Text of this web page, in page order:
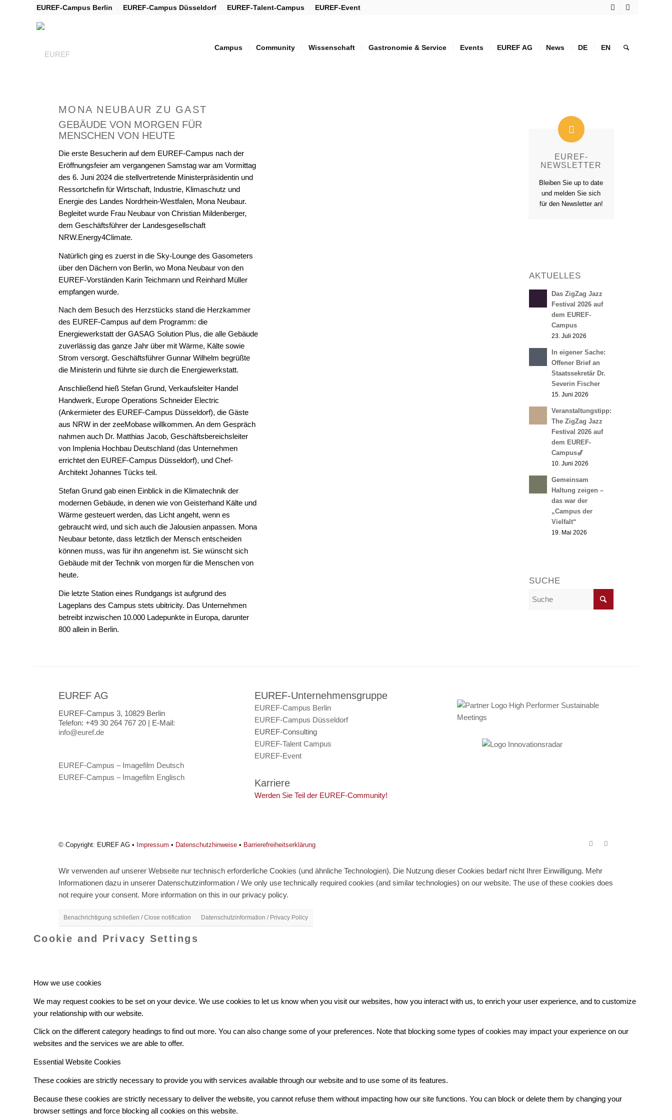
EUREF-Campus Berlin EUREF-Campus Düsseldorf EUREF-Talent-Campus EUREF-Event
Campus Community Wissenschaft Gastronomie & Service Events EUREF AG News DE EN
MONA NEUBAUR ZU GAST
GEBÄUDE VON MORGEN FÜR
MENSCHEN VON HEUTE
Die erste Besucherin auf dem EUREF-Campus nach der
Eröffnungsfeier am vergangenen Samstag war am Vormittag
des 6. Juni 2024 die stellvertretende Ministerpräsidentin und
Ressortchefin für Wirtschaft, Industrie, Klimaschutz und
Energie des Landes Nordrhein-Westfalen, Mona Neubaur.
Begleitet wurde Frau Neubaur von Christian Mildenberger,
dem Geschäftsführer der Landesgesellschaft
NRW.Energy4Climate.
Natürlich ging es zuerst in die Sky-Lounge des Gasometers
über den Dächern von Berlin, wo Mona Neubaur von den
EUREF-Vorständen Karin Teichmann und Reinhard Müller
empfangen wurde.
Nach dem Besuch des Herzstücks stand die Herzkammer
des EUREF-Campus auf dem Programm: die
Energiewerkstatt der GASAG Solution Plus, die alle Gebäude
zuverlässig das ganze Jahr über mit Wärme, Kälte sowie
Strom versorgt. Geschäftsführer Gunnar Wilhelm begrüßte
die Ministerin und führte sie durch die Energiewerkstatt.
Anschließend hieß Stefan Grund, Verkaufsleiter Handel
Handwerk, Europe Operations Schneider Electric
(Ankermieter des EUREF-Campus Düsseldorf), die Gäste
aus NRW in der zeeMobase willkommen. An dem Gespräch
nahmen auch Dr. Matthias Jacob, Geschäftsbereichsleiter
von Implenia Hochbau Deutschland (das Unternehmen
errichtet den EUREF-Campus Düsseldorf), und Chef-
Architekt Johannes Tücks teil.
Stefan Grund gab einen Einblick in die Klimatechnik der
modernen Gebäude, in denen wie von Geisterhand Kälte und
Wärme gesteuert werden, das Licht angeht, wenn es
gebraucht wird, und sich auch die Jalousien anpassen. Mona
Neubaur betonte, dass letztlich der Mensch entscheiden
können muss, was für ihn angenehm ist. Sie wünscht sich
Gebäude mit der Technik von morgen für die Menschen von
heute.
Die letzte Station eines Rundgangs ist aufgrund des
Lageplans des Campus stets ubitricity. Das Unternehmen
betreibt inzwischen 10.000 Ladepunkte in Europa, darunter
800 allein in Berlin.
EUREF-
NEWSLETTER
Bleiben Sie up to date
und melden Sie sich
für den Newsletter an!
AKTUELLES
Das ZigZag Jazz
Festival 2026 auf
dem EUREF-
Campus
23. Juli 2026
In eigener Sache:
Offener Brief an
Staatssekretär Dr.
Severin Fischer
15. Juni 2026
Veranstaltungstipp:
The ZigZag Jazz
Festival 2026 auf
dem EUREF-
Campus🎷
10. Juni 2026
Gemeinsam
Haltung zeigen –
das war der
„Campus der
Vielfalt“
19. Mai 2026
SUCHE
EUREF AG
EUREF-Campus 3, 10829 Berlin
Telefon:+49 30 264 767 20 | E-Mail:
info@euref.de
EUREF-Campus – Imagefilm Deutsch
EUREF-Campus – Imagefilm Englisch
EUREF-Unternehmensgruppe
EUREF-Campus Berlin
EUREF-Campus Düsseldorf
EUREF-Consulting
EUREF-Talent Campus
EUREF-Event
Karriere
Werden Sie Teil der EUREF-Community!
© Copyright: EUREF AG • Impressum • Datenschutzhinweise • Barrierefreiheitserklärung
Wir verwenden auf unserer Webseite nur technisch erforderliche Cookies (und ähnliche Technologien). Die Nutzung dieser Cookies bedarf nicht Ihrer Einwilligung. Mehr
Informationen dazu in unserer Datenschutzinformation / We only use technically required cookies (and similar technologies) on our website. The use of these cookies does
not require your consent. More information on this in our privacy policy.
Benachrichtigung schließen / Close notification Datenschutzinformation / Privacy Policy
Cookie and Privacy Settings
How we use cookies
We may request cookies to be set on your device. We use cookies to let us know when you visit our websites, how you interact with us, to enrich your user experience, and to customize
your relationship with our website.
Click on the different category headings to find out more. You can also change some of your preferences. Note that blocking some types of cookies may impact your experience on our
websites and the services we are able to offer.
Essential Website Cookies
These cookies are strictly necessary to provide you with services available through our website and to use some of its features.
Because these cookies are strictly necessary to deliver the website, you cannot refuse them without impacting how our site functions. You can block or delete them by changing your
browser settings and force blocking all cookies on this website.